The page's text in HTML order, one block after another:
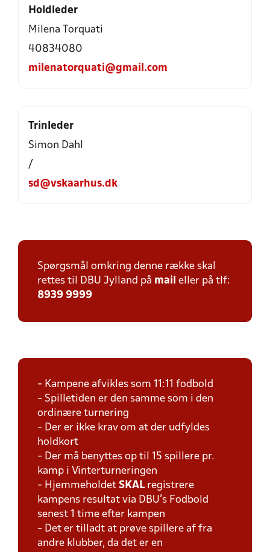
Holdleder
Milena Torquati
40834080
milenatorquati@gmail.com
Trinleder
Simon Dahl
/
sd@vskaarhus.dk
Spørgsmål omkring denne række skal
rettes til DBU Jylland på mail eller på tlf:
8939 9999
- Kampene afvikles som 11:11 fodbold
- Spilletiden er den samme som i den
ordinære turnering
- Der er ikke krav om at der udfyldes
holdkort
- Der må benyttes op til 15 spillere pr.
kamp i Vinterturneringen
- Hjemmeholdet SKAL registrere
kampens resultat via DBU's Fodbold
senest 1 time efter kampen
- Det er tilladt at prøve spillere af fra
andre klubber, da det er en